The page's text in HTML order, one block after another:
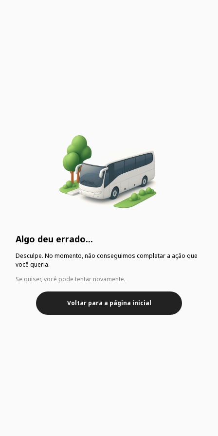
Algo deu errado...
Desculpe. No momento, não conseguimos completar a ação que
você queria.
Se quiser, você pode tentar novamente.
Voltar para a página inicial